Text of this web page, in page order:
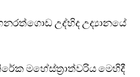
උද්භිද උද්‍යානයේ
මහේස්ත්‍රාත්වරිය මෙහිදී